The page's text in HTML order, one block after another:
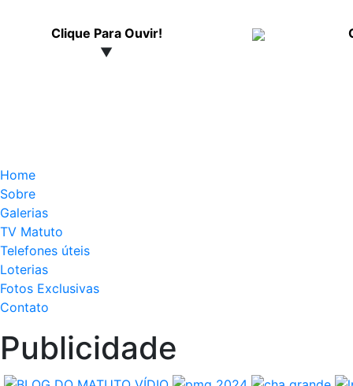
Clique Para Ouvir!
▼
Home
Sobre
Galerias
TV Matuto
Telefones úteis
Loterias
Fotos Exclusivas
Contato
Publicidade